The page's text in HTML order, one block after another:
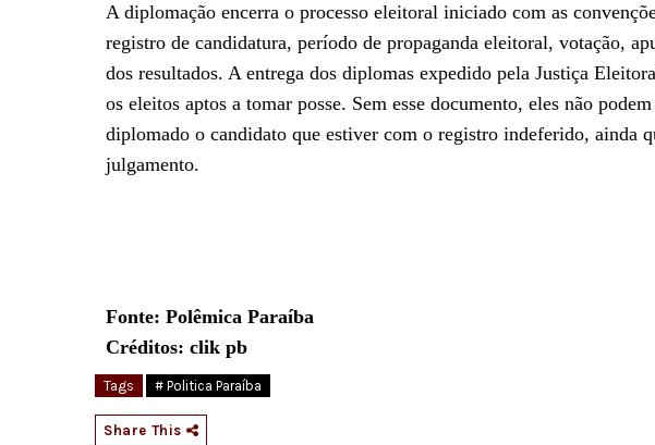
A diplomação encerra o processo eleitoral iniciado com as
registro de candidatura, período de propaganda eleitoral, votação,
dos resultados. A entrega dos diplomas expedido pela Justiça
os eleitos aptos a tomar posse. Sem esse documento, eles não
diplomado o candidato que estiver com o registro indeferido, ainda
julgamento.
Fonte: Polêmica Paraíba
Créditos: clik pb
Tags # Politica Paraíba
Share This